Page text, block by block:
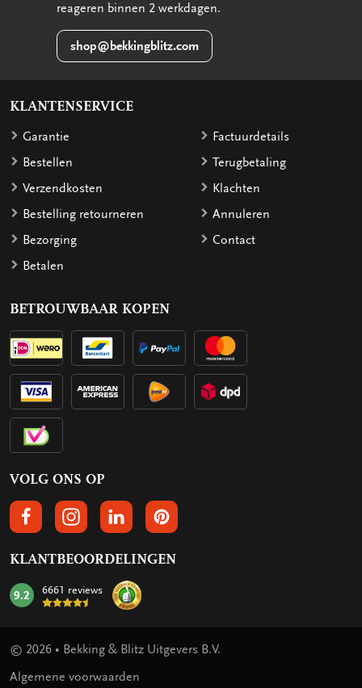
reageren binnen 2 werkdagen.
shop@bekkingblitz.com
KLANTENSERVICE
Garantie
Bestellen
Verzendkosten
Bestelling retourneren
Bezorging
Betalen
Factuurdetails
Terugbetaling
Klachten
Annuleren
Contact
BETROUWBAAR KOPEN
VOLG ONS OP
VOLGS ONS OP FACEBOOK
VOLG ONS OP INSTAGRAM
VOLG ONS OP LINKEDIN
VOLG ONS OP PINTEREST
KLANTBEOORDELINGEN
mark:
9.2 6661 reviews
© 2026 • Bekking & Blitz Uitgevers B.V.
Algemene voorwaarden